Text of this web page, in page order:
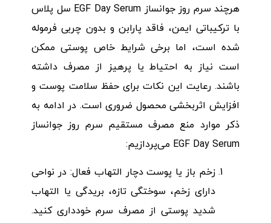
هرچند سرم روز جوانساز EGF Day Serum سل پلاس
با ترکیباتی ایمن، فاقد پارابن و بدون چربی فرموله
شده است، اما برخی شرایط خاص پوستی ممکن
است نیاز به احتیاط یا پرهیز از مصرف داشته
باشند. رعایت این نکات برای حفظ سلامت پوست و
افزایش اثربخشی محصول ضروری است. در ادامه به
ذکر موارد منع مصرف مستقیم سرم روز جوانساز
EGF Day Serum می‌پردازیم:
زخم باز یا پوست دچار التهاب فعال: در نواحی
دارای زخم، سوختگی تازه، بریدگی یا التهاب
شدید پوستی از مصرف سرم خودداری کنید.